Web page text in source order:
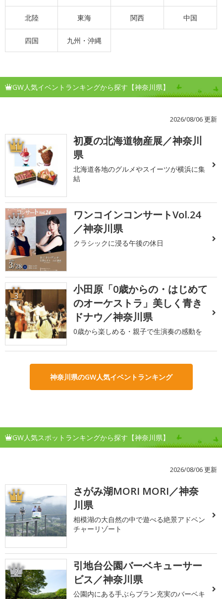
北陸 東海 関西 中国
四国 九州・沖縄
GW人気イベントランキングから探す【神奈川県】
2026/08/06 更新
1
初夏の北海道物産展／神奈川
県
北海道各地のグルメやスイーツが横浜に集
結
2
ワンコインコンサートVol.24
／神奈川県
クラシックに浸る午後の休日
3
小田原「0歳からの・はじめて
のオーケストラ」美しく青き
ドナウ／神奈川県
0歳から楽しめる・親子で生演奏の感動を
神奈川県のGW人気イベントランキング
GW人気スポットランキングから探す【神奈川県】
2026/08/06 更新
1
さがみ湖MORI MORI／神奈
川県
相模湖の大自然の中で遊べる絶景アドベン
チャーリゾート
2
引地台公園バーベキューサー
ビス／神奈川県
公園内にある手ぶらプラン充実のバーベキ